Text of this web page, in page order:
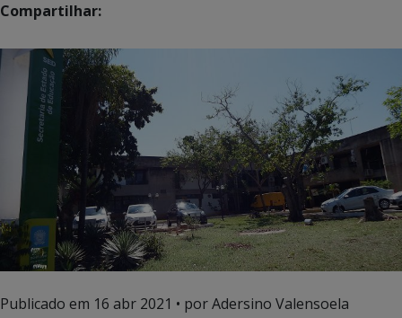
Compartilhar:
Publicado em 16 abr 2021 • por Adersino Valensoela